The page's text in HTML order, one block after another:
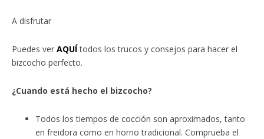
A disfrutar
Puedes ver AQUÍtodos los trucos y consejos para hacer el
bizcocho perfecto.
¿Cuando está hecho el bizcocho?
Todos los tiempos de cocción son aproximados, tanto
en freidora como en horno tradicional. Comprueba el